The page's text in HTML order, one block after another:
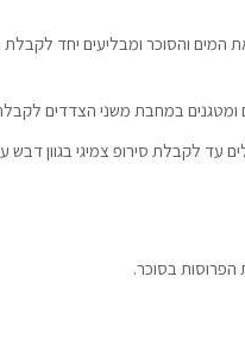
המים והסוכר ומבליעים יחד
במחבת משני הצדדים לקבלת
לקבלת סירופ צמיגי בגוון דבש ענברי כ-
בסוכר.